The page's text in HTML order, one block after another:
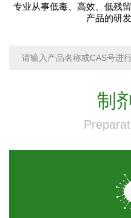
专业从事低毒、高效、低残
产品的研
制